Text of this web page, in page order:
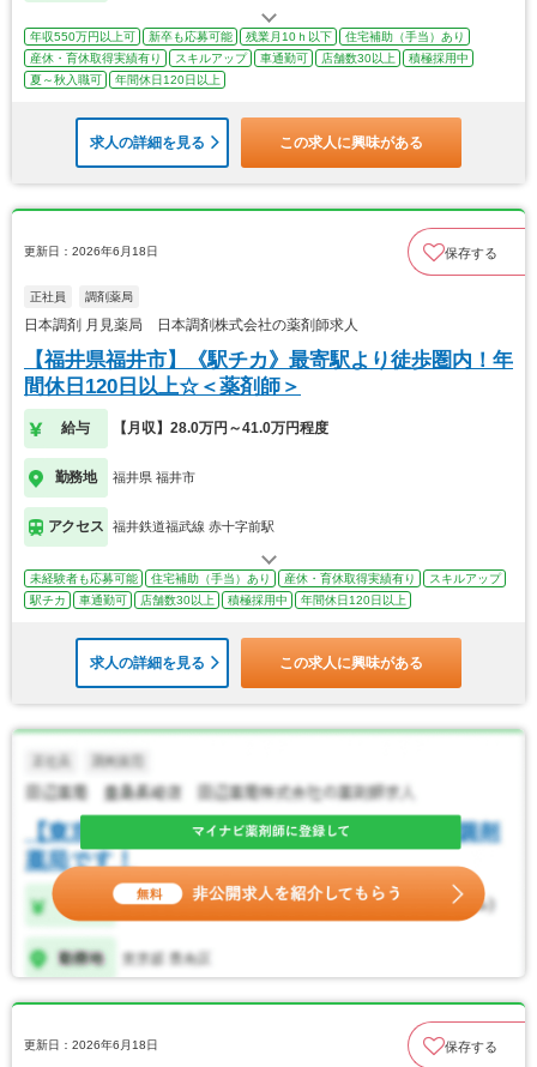
年収550万円以上可 新卒も応募可能 残業月10ｈ以下
住宅補助（手当）あり
産休・育休取得実績有り
スキルアップ 車通勤可 店舗数30以上
積極採用中
夏～秋入職可
年間休日120日以上
求人の詳細を見る この求人に興味がある
更新日：2026年6月18日 保存する
正社員 調剤薬局
日本調剤 月見薬局 日本調剤株式会社の薬剤師求人
【福井県福井市】《駅チカ》最寄駅より徒歩圏内！年
間休日120日以上☆＜薬剤師＞
給与 【月収】28.0万円～41.0万円程度
勤務地 福井県 福井市
アクセス 福井鉄道福武線 赤十字前駅
未経験者も応募可能 住宅補助（手当）あり 産休・育休取得実績有り
スキルアップ
駅チカ
車通勤可 店舗数30以上 積極採用中 年間休日120日以上
求人の詳細を見る この求人に興味がある
更新日：2026年6月18日 保存する